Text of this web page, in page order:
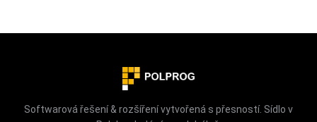
Softwarová řešení & rozšíření vytvořená s přesností. Sídlo v